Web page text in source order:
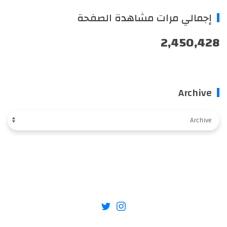
إجمالي مرات مشاهدة الصفحة
2,450,428
Archive